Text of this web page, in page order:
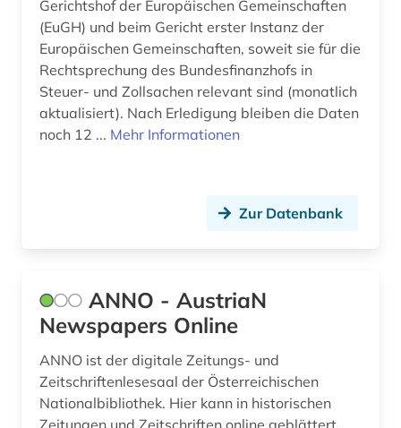
europäisches parlament (2)
europäisches schrifttum (3)
evangelisch-lutherische kirche in oldenburg
(1)
evangelisch-lutherische landeskirche
evangelische kirche in mitteldeutschland (1)
Gerichtshof der Europäischen Gemeinschaften
(EuGH) und beim Gericht erster Instanz der
Europäischen Gemeinschaften, soweit sie für die
Rechtsprechung des Bundesfinanzhofs in
Steuer- und Zollsachen relevant sind (monatlich
aktualisiert). Nach Erledigung bleiben die Daten
noch 12 ... Mehr Informationen
Zur Datenbank
ANNO - AustriaN
Newspapers Online
ANNO ist der digitale Zeitungs- und
Zeitschriftenlesesaal der Österreichischen
Nationalbibliothek. Hier kann in historischen
Zeitungen und Zeitschriften online geblättert,